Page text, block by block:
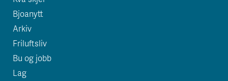
Bjoanytt
Arkiv
Friluftsliv
Bu og jobb
Lag